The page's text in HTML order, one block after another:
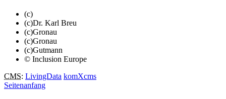
(c)
(c)Dr. Karl Breu
(c)Gronau
(c)Gronau
(c)Gutmann
© Inclusion Europe
CMS: LivingData komXcms
Seitenanfang